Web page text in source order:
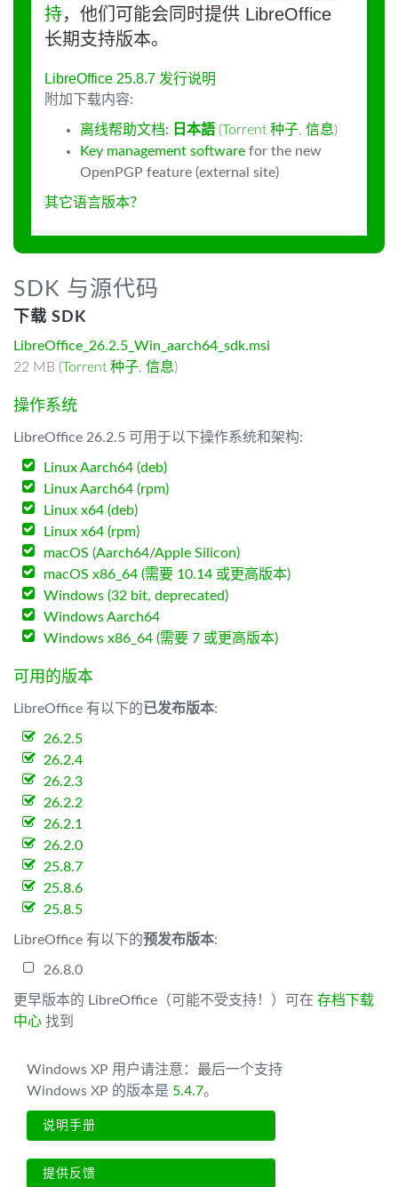
持，他们可能会同时提供 LibreOffice
长期支持版本。
LibreOffice 25.8.7 发行说明
附加下载内容:
离线帮助文档: 日本語 (Torrent 种子, 信息)
Key management software for the new
OpenPGP feature (external site)
其它语言版本？
SDK 与源代码
下载 SDK
LibreOffice_26.2.5_Win_aarch64_sdk.msi
22 MB (Torrent 种子, 信息)
操作系统
LibreOffice 26.2.5 可用于以下操作系统和架构:
Linux Aarch64 (deb)
Linux Aarch64 (rpm)
Linux x64 (deb)
Linux x64 (rpm)
macOS (Aarch64/Apple Silicon)
macOS x86_64 (需要 10.14 或更高版本)
Windows (32 bit, deprecated)
Windows Aarch64
Windows x86_64 (需要 7 或更高版本)
可用的版本
LibreOffice 有以下的已发布版本:
26.2.5
26.2.4
26.2.3
26.2.2
26.2.1
26.2.0
25.8.7
25.8.6
25.8.5
LibreOffice 有以下的预发布版本:
26.8.0
更早版本的 LibreOffice（可能不受支持！）可在 存档下载
中心 找到
Windows XP 用户请注意：最后一个支持
Windows XP 的版本是 5.4.7。
说明手册
提供反馈